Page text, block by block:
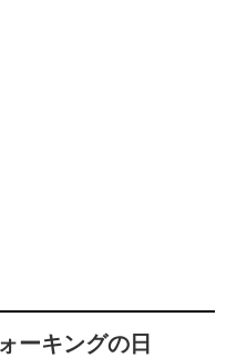
ーキングの日